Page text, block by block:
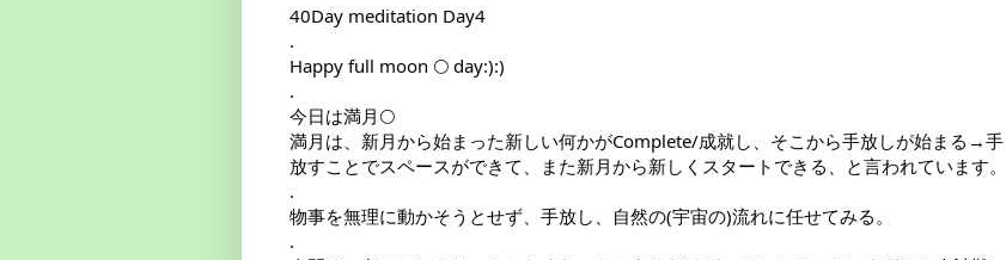
40Day meditation Day4
.
Happy full moon 🌕 day:):)
.
今日は満月🌕
満月は、新月から始まった新しい何かがComplete/成就し、そこから手放しが始まる→手
放すことでスペースができて、また新月から新しくスタートできる、と言われています。
.
物事を無理に動かそうとせず、手放し、自然の(宇宙の)流れに任せてみる。
.